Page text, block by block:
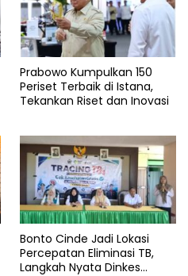
Prabowo Kumpulkan 150
Periset Terbaik di Istana,
Tekankan Riset dan Inovasi
Bonto Cinde Jadi Lokasi
Percepatan Eliminasi TB,
Langkah Nyata Dinkes